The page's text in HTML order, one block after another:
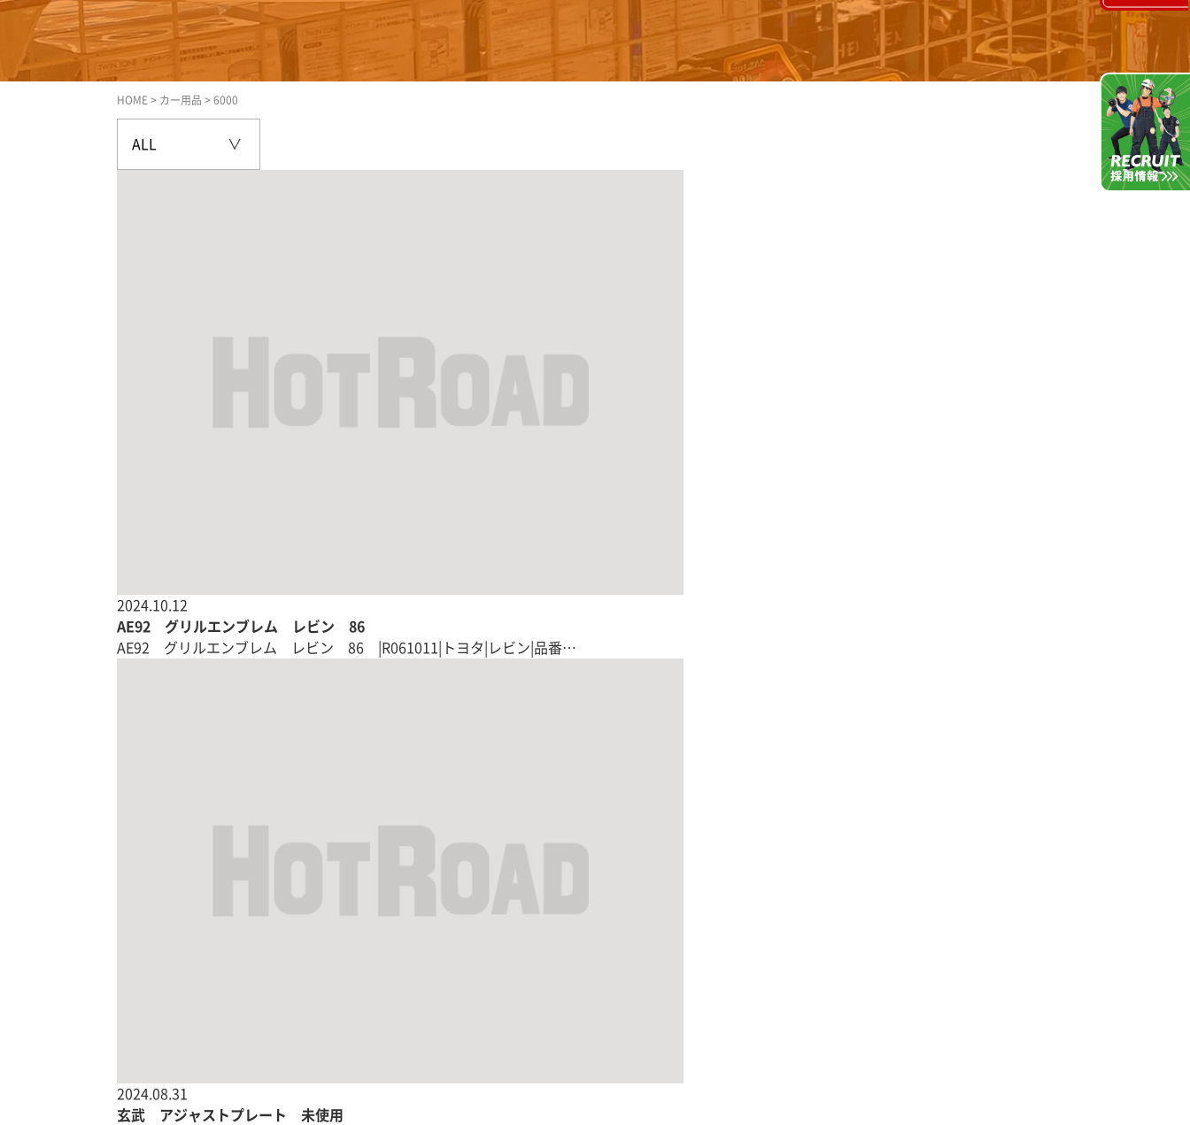
HOME > カー用品 > 6000
2024.10.12
AE92 グリルエンブレム レビン 86
AE92 グリルエンブレム レビン 86 |R061011|トヨタ|レビン|品番…
2024.08.31
玄武 アジャストプレート 未使用